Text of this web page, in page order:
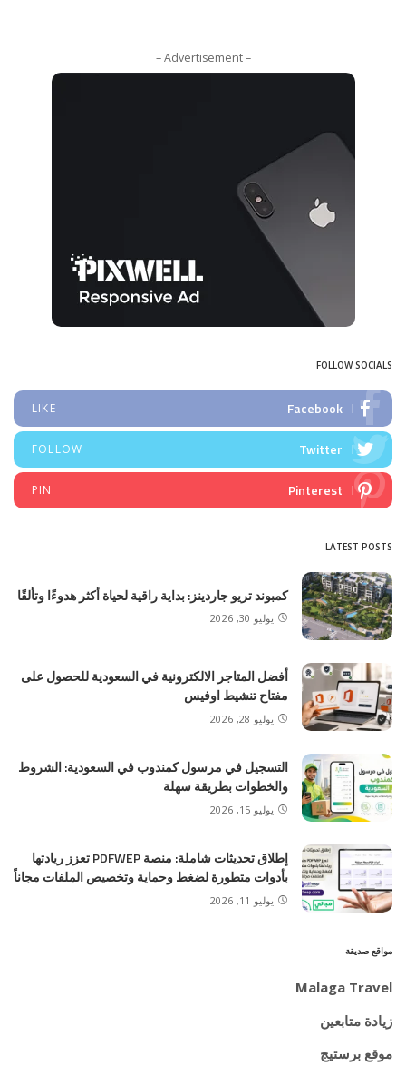
– Advertisement –
FOLLOW SOCIALS
Facebook
LIKE
Twitter
FOLLOW
Pinterest
PIN
LATEST POSTS
كمبوند تريو جاردينز: بداية راقية لحياة أكثر هدوءًا وتألقًا
يوليو 30, 2026
أفضل المتاجر الالكترونية في السعودية للحصول على
مفتاح تنشيط اوفيس
يوليو 28, 2026
التسجيل في مرسول كمندوب في السعودية: الشروط
والخطوات بطريقة سهلة
يوليو 15, 2026
إطلاق تحديثات شاملة: منصة PDFWEP تعزز ريادتها
بأدوات متطورة لضغط وحماية وتخصيص الملفات مجاناً
يوليو 11, 2026
مواقع صديقة
Malaga Travel
زيادة متابعين
موقع برستيج